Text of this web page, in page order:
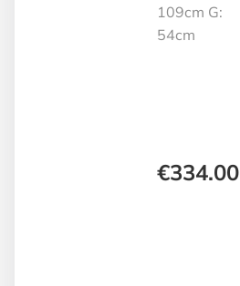
109cm G:
54cm
€334.00